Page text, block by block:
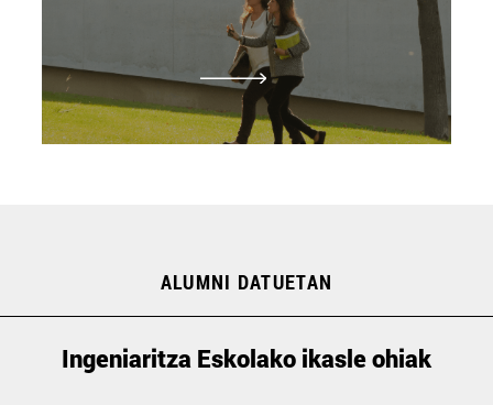
ALUMNI DATUETAN
Ingeniaritza Eskolako ikasle ohiak